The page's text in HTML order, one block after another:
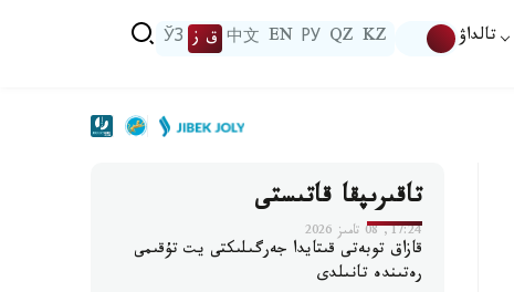
تالداۋ KZ
QZ
РУ
EN
中文 ق ز ЎЗ
تاقىرىپقا قاتىستى
17:24, 08 تامىز 2026
قازاق توبەتى قىتايدا جەرگىلىكتى يت تۇقىمى
رەتىندە تانىلدى